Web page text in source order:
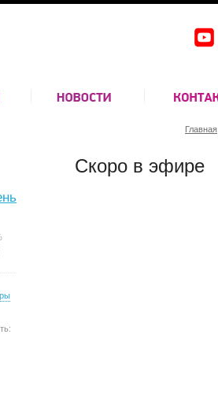
Главная
Скоро в эфире